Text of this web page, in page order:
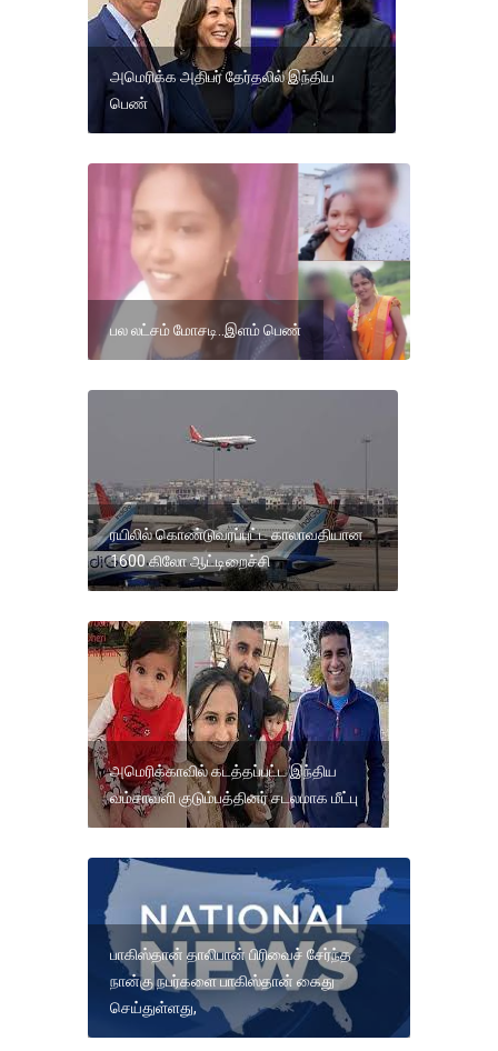
அமெரிக்க அதிபர் தேர்தலில் இந்திய
பெண்
பல லட்சம் மோசடி..இளம் பெண்
ரயிலில் கொண்டுவரப்பட்ட காலாவதியான
1600 கிலோ ஆட்டிறைச்சி
அமெரிக்காவில் கடத்தப்பட்ட இந்திய
வம்சாவளி குடும்பத்தினர் சடலமாக மீட்பு
பாகிஸ்தான் தாலிபான் பிரிவைச் சேர்ந்த
நான்கு நபர்களை பாகிஸ்தான் கைது
செய்துள்ளது,